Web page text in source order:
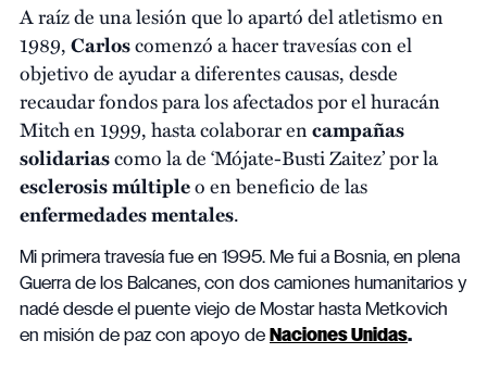
A raíz de una lesión que lo apartó del atletismo en
1989,Carloscomenzó a hacer travesías con el
objetivo de ayudar a diferentes causas, desde
recaudar fondos para los afectados por el huracán
Mitch en 1999, hasta colaborar encampañas
solidariascomo la de ‘Mójate-Busti Zaitez’ por la
esclerosis múltipleo en beneficio de las
enfermedades mentales.
Mi primera travesía fue en 1995. Me fui a Bosnia, en plena
Guerra de los Balcanes, con dos camiones humanitarios y
nadé desde el puente viejo de Mostar hasta Metkovich
en misión de paz con apoyo de Naciones Unidas.